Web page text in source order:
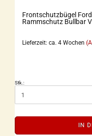
Frontschutzbügel
Rammschutz Bullbar
Lieferzeit: ca. 4 Wochen
Stk.:
IN